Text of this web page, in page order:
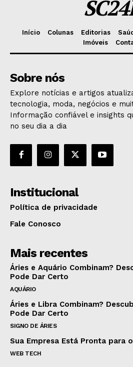
Início Colunas Editorias
Imóveis
Sobre nós
Explore notícias e artigos
tecnologia, moda, negócios e
Informação confiável e insights
no seu dia a dia
Institucional
Política de privacidade
Fale Conosco
Mais recentes
Áries e Aquário Combinam?
Pode Dar Certo
AQUÁRIO
Áries e Libra Combinam?
Pode Dar Certo
SIGNO DE ÁRIES
Sua Empresa Está Pronta para o
WEB TECH